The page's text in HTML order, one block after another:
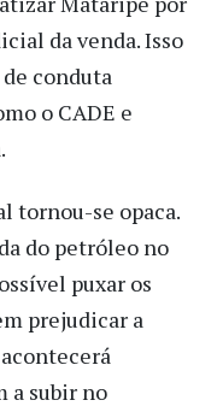
da venda. Isso
conduta
o CADE e
tornou-se opaca.
do petróleo no
puxar os
prejudicar a
a subir no